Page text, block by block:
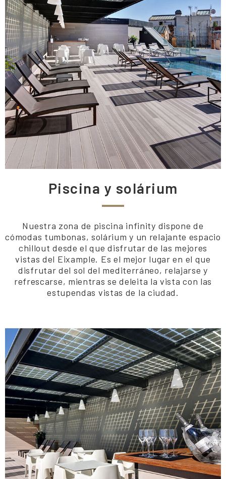
Piscina y solárium
Nuestra zona de piscina infinity dispone de
cómodas tumbonas, solárium y un relajante espacio
chillout desde el que disfrutar de las mejores
vistas del Eixample. Es el mejor lugar en el que
disfrutar del sol del mediterráneo, relajarse y
refrescarse, mientras se deleita la vista con las
estupendas vistas de la ciudad.